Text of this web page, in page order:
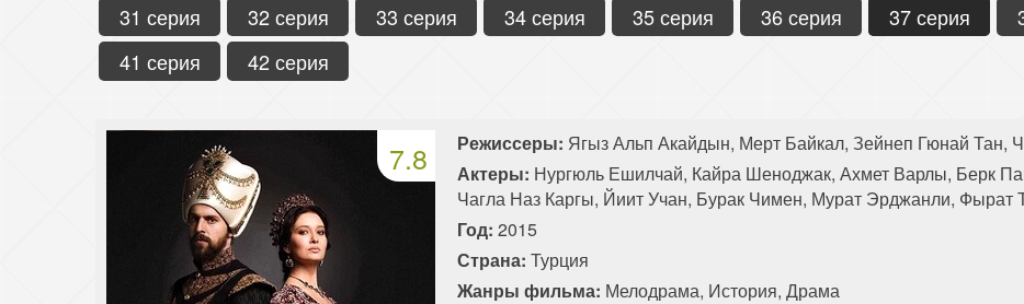
31 серия
32 серия 33 серия 34 серия 35 серия 36 серия 37 серия
41 серия
42 серия
7.8 Режиссеры: Ягыз Альп Акайдын, Мерт Байкал, Зейнеп Гюнай Тан,
Актеры: Нургюль Ешилчай, Кайра Шеноджак, Ахмет Варлы, Берк
Чагла Наз Каргы, Йиит Учан, Бурак Чимен, Мурат Эрджанли, Фырат
Год: 2015
Страна: Турция
Жанры фильма: Мелодрама, История, Драма